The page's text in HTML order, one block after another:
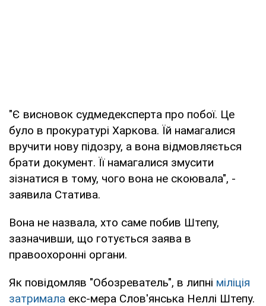
"Є висновок судмедексперта про побої. Це
було в прокуратурі Харкова. Їй намагалися
вручити нову підозру, а вона відмовляється
брати документ. Її намагалися змусити
зізнатися в тому, чого вона не скоювала", -
заявила Статива.
Вона не назвала, хто саме побив Штепу,
зазначивши, що готується заява в
правоохоронні органи.
Як повідомляв "Обозреватель", в липні міліція
затримала екс-мера Слов'янська Неллі Штепу.